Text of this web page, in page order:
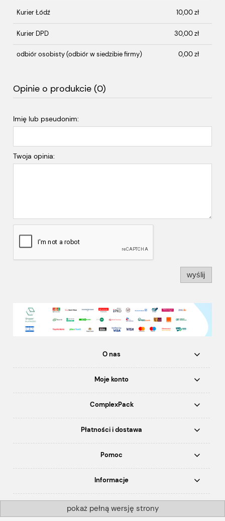
Kurier Łódź 10,00 zł
Kurier DPD 30,00 zł
odbiór osobisty(odbiór w siedzibie firmy) 0,00 zł
Opinie o produkcie (0)
Imię lub pseudonim:
Twoja opinia:
wyślij
O nas
Moje konto
ComplexPack
Płatności i dostawa
Pomoc
Informacje
pokaż pełną wersję strony